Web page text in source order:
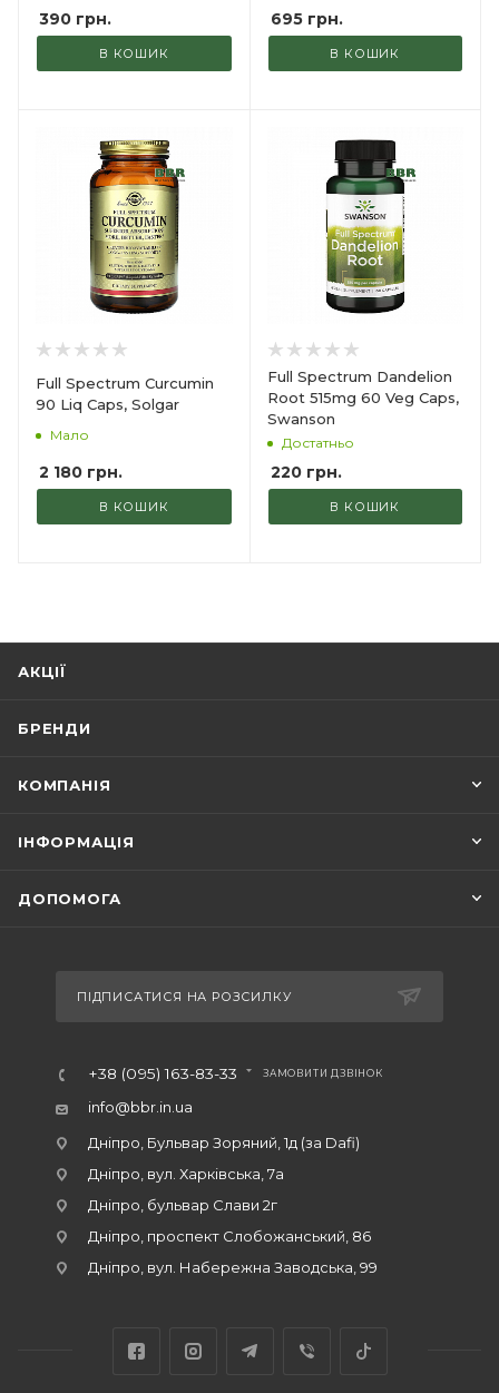
390 грн.
В КОШИК
695грн.
В КОШИК
Full Spectrum Curcumin
90 Liq Caps, Solgar
Мало
2 180 грн.
В КОШИК
Full Spectrum Dandelion
Root 515mg 60 Veg Caps,
Swanson
Достатньо
220грн.
В КОШИК
АКЦІЇ
БРЕНДИ
КОМПАНІЯ
ІНФОРМАЦІЯ
ДОПОМОГА
ПІДПИСАТИСЯ НА РОЗСИЛКУ
+38 (095) 163-83-33 ЗАМОВИТИ ДЗВІНОК
info@bbr.in.ua
Дніпро, Бульвар Зоряний, 1д (за Dafi)
Дніпро, вул. Харківська, 7а
Дніпро, бульвар Слави 2г
Дніпро, проспект Слобожанський, 86
Дніпро, вул. Набережна Заводська, 99